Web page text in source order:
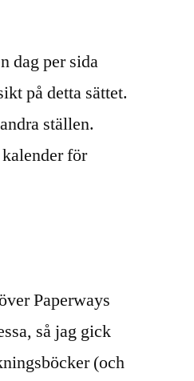
dag per sida
på detta sättet.
ställen.
för
Paperways
så jag gick
(och